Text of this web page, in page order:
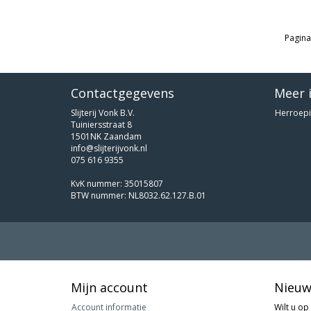
Contactgegevens
Slijterij Vonk B.V.
Tuiniersstraat 8
1501NK Zaandam
info@slijterijvonk.nl
075 616 9355
KvK nummer: 35015807
BTW nummer: NL8032.62.127.B.01
Meer
Mijn account
Account informatie Wilt u